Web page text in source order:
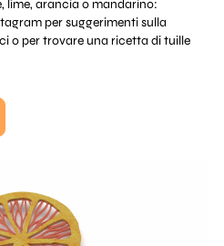
lime, arancia o mandarino:
per suggerimenti sulla
o per trovare una ricetta di tuille